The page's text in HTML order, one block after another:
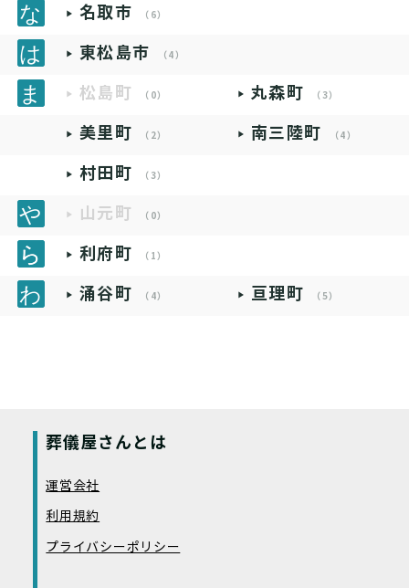
名取市 （6）
東松島市 （4）
松島町 （0） 丸森町 （3）
美里町 （2） 南三陸町 （4）
村田町 （3）
山元町 （0）
利府町 （1）
涌谷町 （4） 亘理町 （5）
葬儀屋さんとは
運営会社
利用規約
プライバシーポリシー